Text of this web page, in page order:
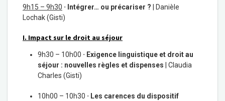
9h15 – 9h30 ⋅ Intégrer… ou précariser ? | Danièle
Lochak (Gisti)
I. Impact sur le droit au séjour
9h30 – 10h00 ⋅ Exigence linguistique et droit au
séjour : nouvelles règles et dispenses | Claudia
Charles (Gisti)
10h00 – 10h30 ⋅ Les carences du dispositif